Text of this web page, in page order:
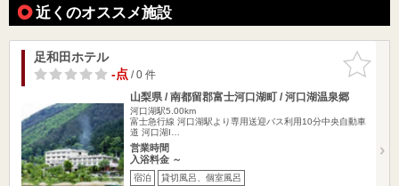
近くのオススメ施設
お気に入
りに追加
足和田ホテル
-点/ 0 件
山梨県 / 南都留郡富士河口湖町 / 河口湖温泉郷
河口湖駅5.00km
富士急行線 河口湖駅より専用送迎バス利用10分中央自動車
道 河口湖I…
営業時間
入浴料金 ～
宿泊 貸切風呂、個室風呂